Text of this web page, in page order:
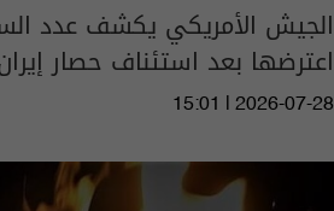
الجيش الأمريكي يكشف عدد
اعترضها بعد استئناف حصار
15:01 | 2026-07-28